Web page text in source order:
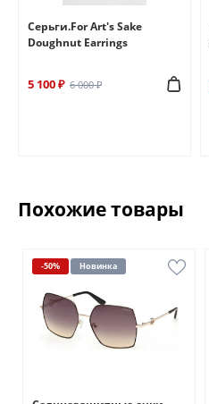
Серьги.For Art's Sake
Doughnut Earrings
5 100 ₽ 6 000 ₽
Похожие товары
-50% Новинка